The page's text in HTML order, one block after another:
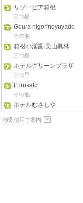
リゾーピア箱根
三つ星
Goura nigorinoyuyado
nounouhakone
その他
箱根小涌園 美山楓林
三つ星
ホテルグリーンプラザ
箱根
三つ星
Furusato
その他
ホテルむさしや
Gyokutei
地図使用ご案内